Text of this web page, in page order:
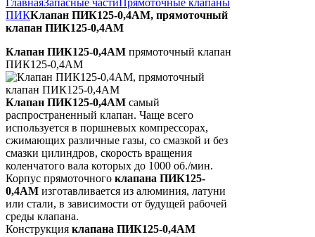
ГлавнаяЗапасные частиПрямоточные клапаны
ПИККлапан ПИК125-0,4АМ, прямоточный
клапан ПИК125-0,4АМ
Клапан ПИК125-0,4АМ прямоточный клапан
ПИК125-0,4АМ
Клапан ПИК125-0,4АМ самый
распространенный клапан. Чаще всего
используется в поршневых компрессорах,
сжимающих различные газы, со смазкой и без
смазки цилиндров, скорость вращения
коленчатого вала которых до 1000 об./мин.
Корпус прямоточного клапана ПИК125-
0,4АМ изготавливается из алюминия, латуни
или стали, в зависимости от будущей рабочей
среды клапана.
Конструкция клапана ПИК125-0,4АМ